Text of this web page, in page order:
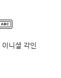
니셜 각인